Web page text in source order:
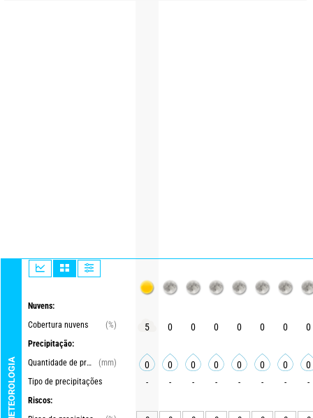
METEOROLOGIA
Nuvens:
Cobertura nuvens
(%)
Precipitação:
Quantidade de precipitações
(mm)
Tipo de precipitações
Riscos:
5 0 0 0 0 0 0 0
0 0 0 0 0 0 0 0
- - - - - - - -